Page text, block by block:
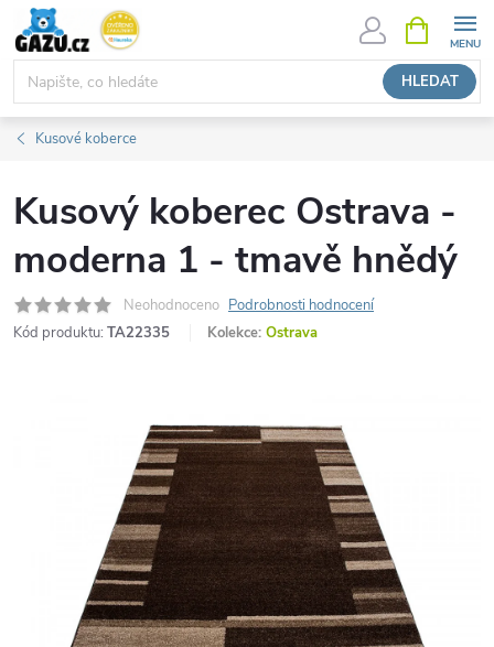
Přejít
obsah
HLEDAT
NÁKUPNÍ
KOŠÍK
Kusové koberce
Kusový koberec Ostrava -
moderna 1 - tmavě hnědý
Neohodnoceno Podrobnosti hodnocení
Kód produktu: TA22335 Kolekce: Ostrava